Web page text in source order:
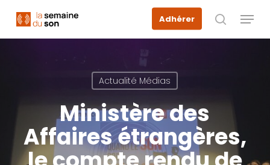
main
Adhérer
recherche
Menu
Actualité Médias
Ministère des
Affaires étrangères,